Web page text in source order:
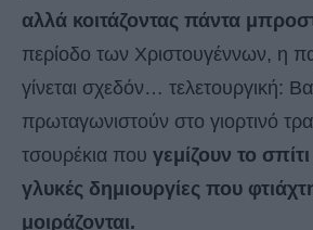
αλλά κοιτάζοντας πάντα
περίοδο των Χριστουγέννων, η
γίνεται σχεδόν… τελετουργική:
πρωταγωνιστούν στο γιορτινό
τσουρέκια που γεμίζουν το
γλυκές δημιουργίες που
μοιράζονται.